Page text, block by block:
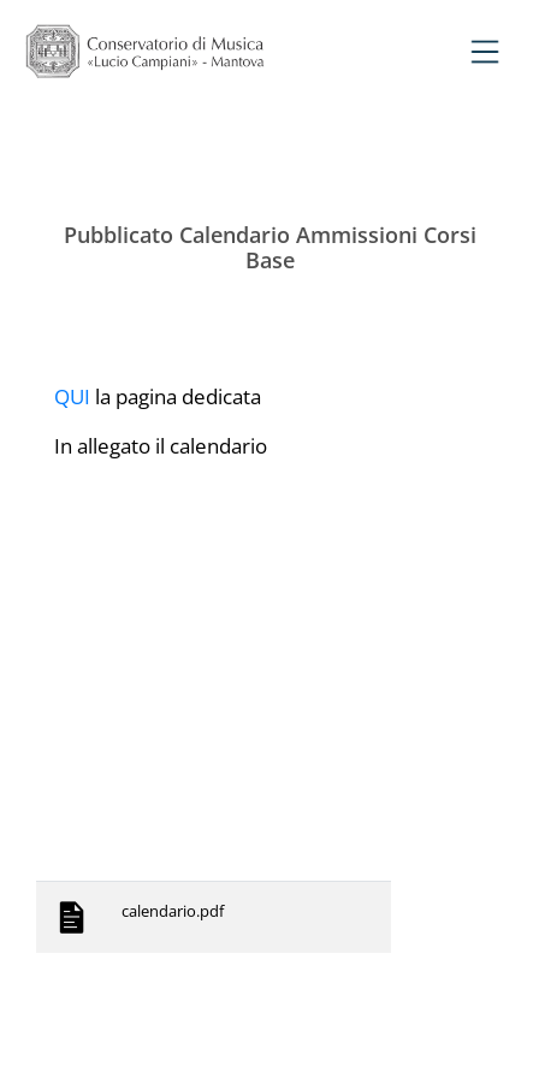
Pubblicato Calendario Ammissioni Corsi
Base
QUI la pagina dedicata
In allegato il calendario
calendario.pdf